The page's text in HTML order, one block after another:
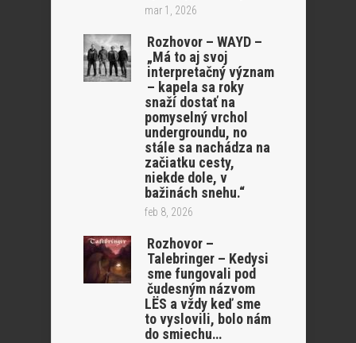
mar 1, 2026
Rozhovor – WAYD –
„Má to aj svoj
interpretačný význam
– kapela sa roky
snaží dostať na
pomyselný vrchol
undergroundu, no
stále sa nachádza na
začiatku cesty,
niekde dole, v
bažinách snehu.“
feb 8, 2026
Rozhovor –
Talebringer – Kedysi
sme fungovali pod
čudesným názvom
LËS a vždy keď sme
to vyslovili, bolo nám
do smiechu…